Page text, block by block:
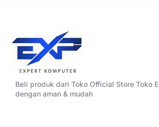
Beli produk dari Toko Official Store Toko
dengan aman & mudah